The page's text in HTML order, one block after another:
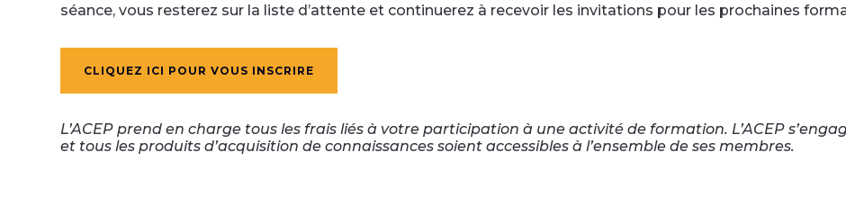
séance, vous resterez sur la liste d’attente et continuerez à recevoir les invitations pour les prochaines
CLIQUEZ ICI POUR VOUS INSCRIRE
L’ACEP prend en charge tous les frais liés à votre participation à une activité de formation. L’ACEP
et tous les produits d’acquisition de connaissances soient accessibles à l’ensemble de ses membres.